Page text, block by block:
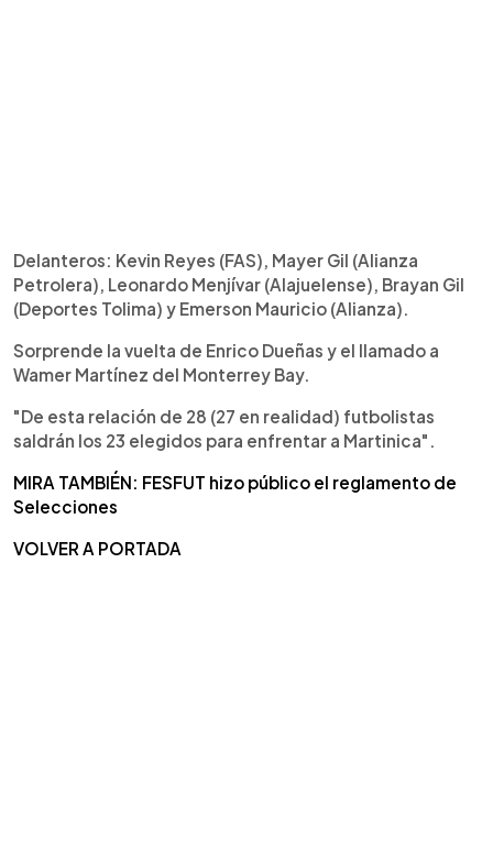
Delanteros: Kevin Reyes (FAS), Mayer Gil (Alianza
Petrolera), Leonardo Menjívar (Alajuelense), Brayan Gil
(Deportes Tolima) y Emerson Mauricio (Alianza).
Sorprende la vuelta de Enrico Dueñas y el llamado a
Wamer Martínez del Monterrey Bay.
"De esta relación de 28 (27 en realidad) futbolistas
saldrán los 23 elegidos para enfrentar a Martinica".
MIRA TAMBIÉN: FESFUT hizo público el reglamento de
Selecciones
VOLVER A PORTADA